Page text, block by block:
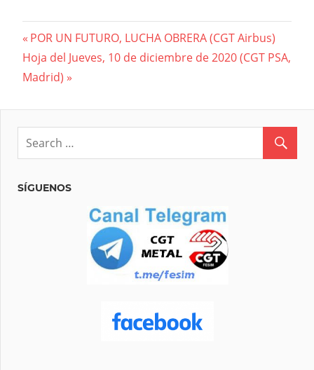
Navegación
de
Previous
Post:
POR UN FUTURO, LUCHA OBRERA (CGT Airbus)
Next
Post:
Hoja del Jueves, 10 de diciembre de 2020 (CGT PSA,
Madrid)
SÍGUENOS